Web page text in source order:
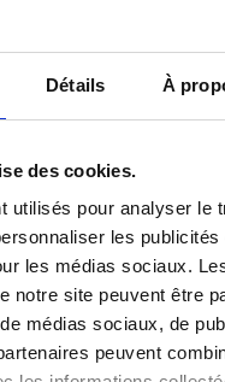
Détails À
des cookies.
utilisés pour analyser le
les publicités
les médias sociaux.
notre site peuvent être
médias sociaux, de
peuvent
facilement remplacer et
fairair pour Ned Air WTA
chaleur. Consultez
pour remplacer votre
faire un
entre temps.
pour le prix G3
ont une capture de
G3, selon les normes
être entre 80% et 90%.